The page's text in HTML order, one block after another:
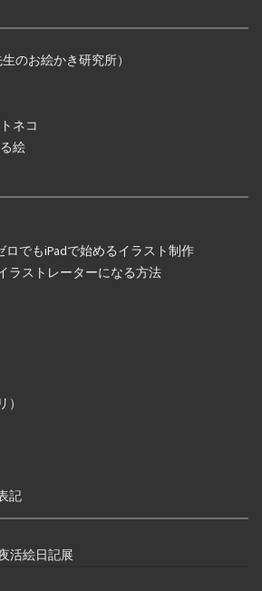
のお絵かき研究所）
ネコ
絵
ロでもiPadで始めるイラスト制作
ラストレーターになる方法
記
活絵日記展